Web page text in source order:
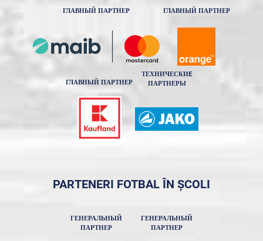
ГЛАВНЫЙ ПАРТНЕР ГЛАВНЫЙ ПАРТНЕР
ГЛАВНЫЙ ПАРТНЕР
ТЕХНИЧЕСКИE
ПАРТНЕРЫ
PARTENERI FOTBAL ÎN ȘCOLI
ГЕНЕРАЛЬНЫЙ
ПАРТНЕР
ГЕНЕРАЛЬНЫЙ
ПАРТНЕР